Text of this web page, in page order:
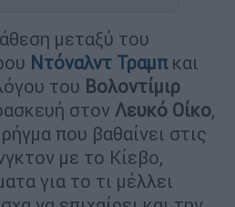
μεταξύ του
Ντόναλντ Τραμπ και
του Βολοντίμιρ
στον Λευκό Οίκο,
που βαθαίνει στις
με το Κίεβο,
για το τι μέλλει